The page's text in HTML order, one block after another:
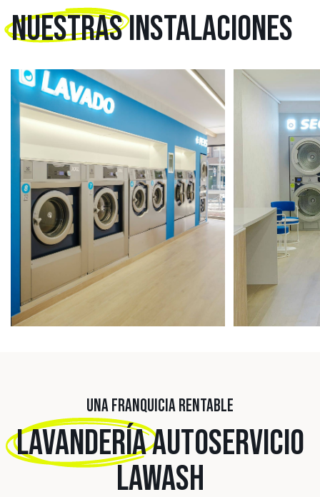
NUESTRASINSTALACIONES
UNA FRANQUICIA RENTABLE
LAVANDERÍAAUTOSERVICIO
LAWASH